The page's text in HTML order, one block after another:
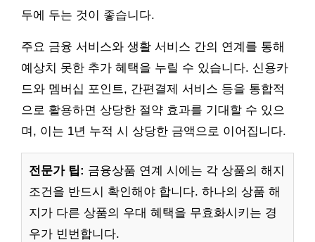
두에 두는 것이 좋습니다.
주요 금융 서비스와 생활 서비스 간의 연계를 통해
예상치 못한 추가 혜택을 누릴 수 있습니다. 신용카
드와 멤버십 포인트, 간편결제 서비스 등을 통합적
으로 활용하면 상당한 절약 효과를 기대할 수 있으
며, 이는 1년 누적 시 상당한 금액으로 이어집니다.
전문가 팁: 금융상품 연계 시에는 각 상품의 해지
조건을 반드시 확인해야 합니다. 하나의 상품 해
지가 다른 상품의 우대 혜택을 무효화시키는 경
우가 빈번합니다.